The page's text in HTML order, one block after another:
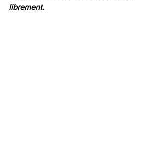
librement.